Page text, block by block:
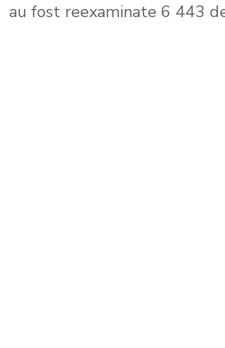
au fost reexaminate 6 443